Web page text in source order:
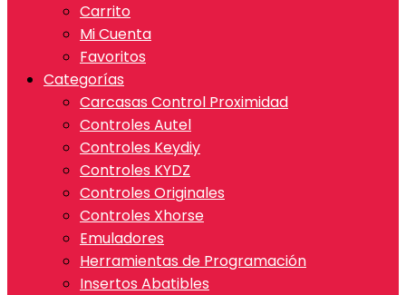
Carrito
Mi Cuenta
Favoritos
Categorías
Carcasas Control Proximidad
Controles Autel
Controles Keydiy
Controles KYDZ
Controles Originales
Controles Xhorse
Emuladores
Herramientas de Programación
Insertos Abatibles